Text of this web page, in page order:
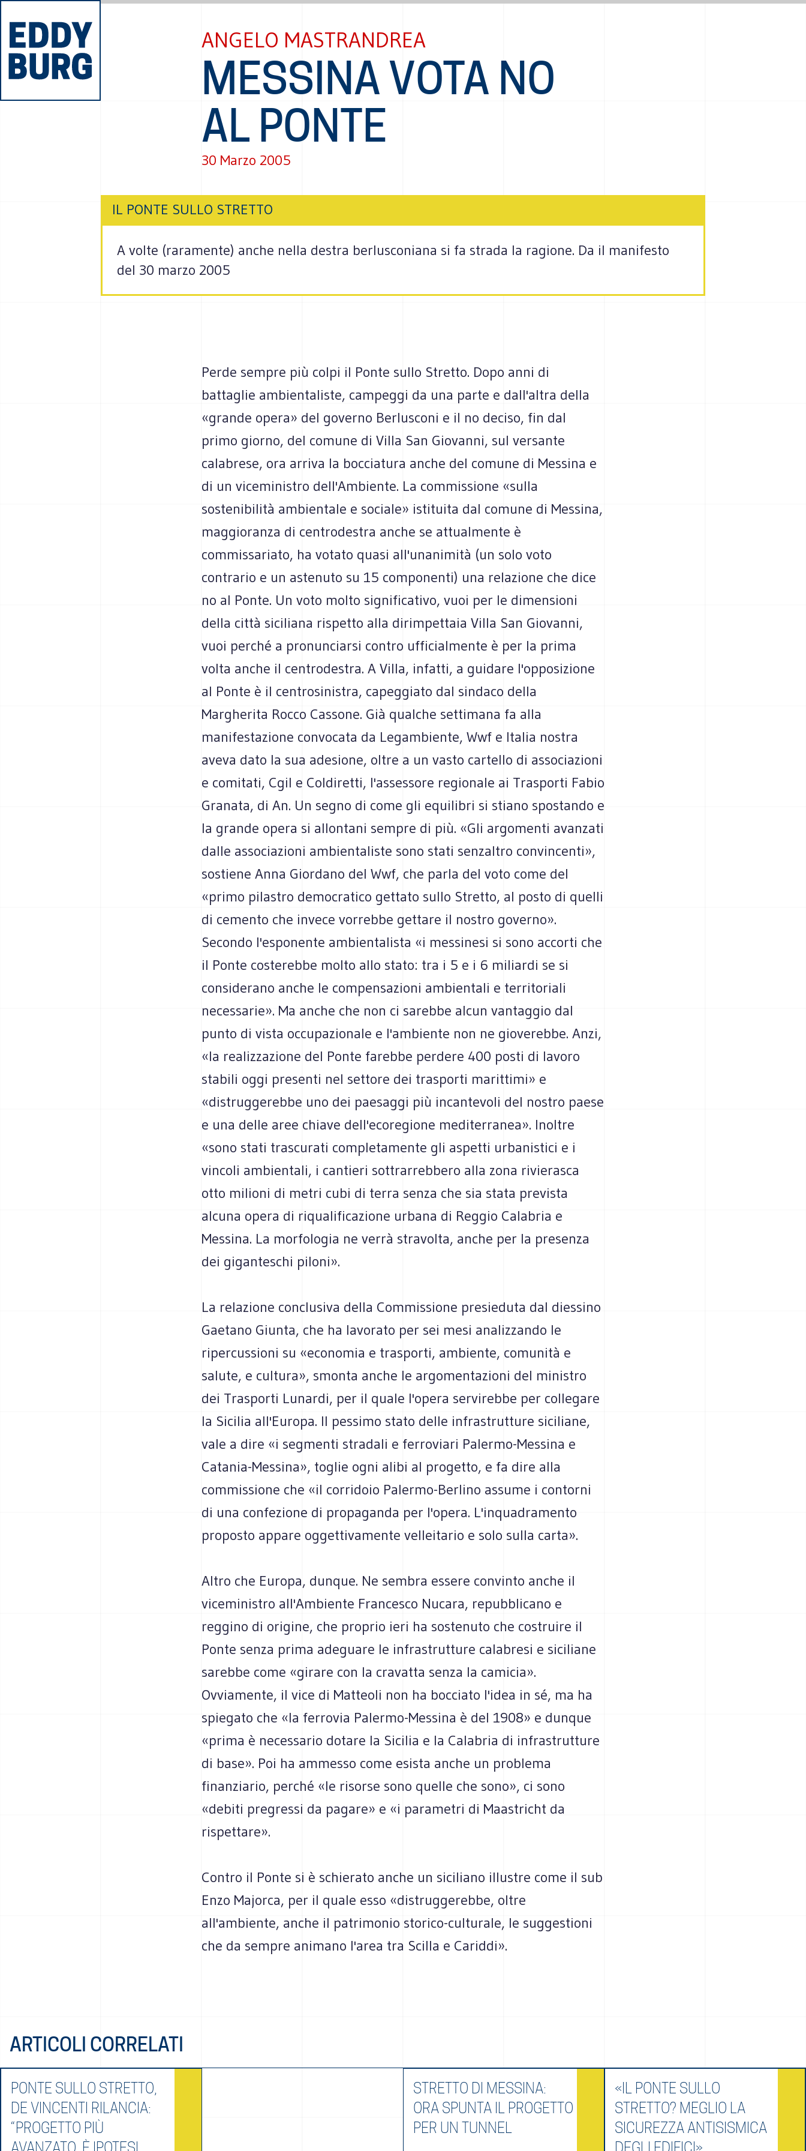
ANGELO MASTRANDREA
MESSINA VOTA NO
AL PONTE
30 Marzo 2005
IL PONTE SULLO STRETTO
A volte (raramente) anche nella destra berlusconiana si fa strada la ragione. Da il manifesto
del 30 marzo 2005
Perde sempre più colpi il Ponte sullo Stretto. Dopo anni di
battaglie ambientaliste, campeggi da una parte e dall'altra della
«grande opera» del governo Berlusconi e il no deciso, fin dal
primo giorno, del comune di Villa San Giovanni, sul versante
calabrese, ora arriva la bocciatura anche del comune di Messina e
di un viceministro dell'Ambiente. La commissione «sulla
sostenibilità ambientale e sociale» istituita dal comune di Messina,
maggioranza di centrodestra anche se attualmente è
commissariato, ha votato quasi all'unanimità (un solo voto
contrario e un astenuto su 15 componenti) una relazione che dice
no al Ponte. Un voto molto significativo, vuoi per le dimensioni
della città siciliana rispetto alla dirimpettaia Villa San Giovanni,
vuoi perché a pronunciarsi contro ufficialmente è per la prima
volta anche il centrodestra. A Villa, infatti, a guidare l'opposizione
al Ponte è il centrosinistra, capeggiato dal sindaco della
Margherita Rocco Cassone. Già qualche settimana fa alla
manifestazione convocata da Legambiente, Wwf e Italia nostra
aveva dato la sua adesione, oltre a un vasto cartello di associazioni
e comitati, Cgil e Coldiretti, l'assessore regionale ai Trasporti Fabio
Granata, di An. Un segno di come gli equilibri si stiano spostando e
la grande opera si allontani sempre di più. «Gli argomenti avanzati
dalle associazioni ambientaliste sono stati senzaltro convincenti»,
sostiene Anna Giordano del Wwf, che parla del voto come del
«primo pilastro democratico gettato sullo Stretto, al posto di quelli
di cemento che invece vorrebbe gettare il nostro governo».
Secondo l'esponente ambientalista «i messinesi si sono accorti che
il Ponte costerebbe molto allo stato: tra i 5 e i 6 miliardi se si
considerano anche le compensazioni ambientali e territoriali
necessarie». Ma anche che non ci sarebbe alcun vantaggio dal
punto di vista occupazionale e l'ambiente non ne gioverebbe. Anzi,
«la realizzazione del Ponte farebbe perdere 400 posti di lavoro
stabili oggi presenti nel settore dei trasporti marittimi» e
«distruggerebbe uno dei paesaggi più incantevoli del nostro paese
e una delle aree chiave dell'ecoregione mediterranea». Inoltre
«sono stati trascurati completamente gli aspetti urbanistici e i
vincoli ambientali, i cantieri sottrarrebbero alla zona rivierasca
otto milioni di metri cubi di terra senza che sia stata prevista
alcuna opera di riqualificazione urbana di Reggio Calabria e
Messina. La morfologia ne verrà stravolta, anche per la presenza
dei giganteschi piloni».
La relazione conclusiva della Commissione presieduta dal diessino
Gaetano Giunta, che ha lavorato per sei mesi analizzando le
ripercussioni su «economia e trasporti, ambiente, comunità e
salute, e cultura», smonta anche le argomentazioni del ministro
dei Trasporti Lunardi, per il quale l'opera servirebbe per collegare
la Sicilia all'Europa. Il pessimo stato delle infrastrutture siciliane,
vale a dire «i segmenti stradali e ferroviari Palermo-Messina e
Catania-Messina», toglie ogni alibi al progetto, e fa dire alla
commissione che «il corridoio Palermo-Berlino assume i contorni
di una confezione di propaganda per l'opera. L'inquadramento
proposto appare oggettivamente velleitario e solo sulla carta».
Altro che Europa, dunque. Ne sembra essere convinto anche il
viceministro all'Ambiente Francesco Nucara, repubblicano e
reggino di origine, che proprio ieri ha sostenuto che costruire il
Ponte senza prima adeguare le infrastrutture calabresi e siciliane
sarebbe come «girare con la cravatta senza la camicia».
Ovviamente, il vice di Matteoli non ha bocciato l'idea in sé, ma ha
spiegato che «la ferrovia Palermo-Messina è del 1908» e dunque
«prima è necessario dotare la Sicilia e la Calabria di infrastrutture
di base». Poi ha ammesso come esista anche un problema
finanziario, perché «le risorse sono quelle che sono», ci sono
«debiti pregressi da pagare» e «i parametri di Maastricht da
rispettare».
Contro il Ponte si è schierato anche un siciliano illustre come il sub
Enzo Majorca, per il quale esso «distruggerebbe, oltre
all'ambiente, anche il patrimonio storico-culturale, le suggestioni
che da sempre animano l'area tra Scilla e Cariddi».
ARTICOLI CORRELATI
PONTE SULLO STRETTO,
DE VINCENTI RILANCIA:
“PROGETTO PIÙ
STRETTO DI MESSINA:
ORA SPUNTA IL PROGETTO
PER UN TUNNEL
«IL PONTE SULLO
STRETTO? MEGLIO LA
SICUREZZA ANTISISMICA